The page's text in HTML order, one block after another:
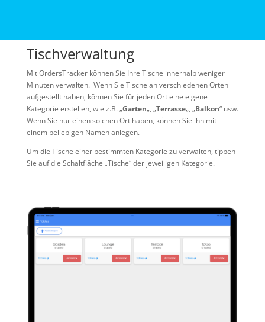
Tischverwaltung
Mit OrdersTracker können Sie Ihre Tische innerhalb weniger
Minuten verwalten. Wenn Sie Tische an verschiedenen Orten
aufgestellt haben, können Sie für jeden Ort eine eigene
Kategorie erstellen, wie z.B. „Garten„, „Terrasse„, „Balkon“ usw.
Wenn Sie nur einen solchen Ort haben, können Sie ihn mit
einem beliebigen Namen anlegen.
Um die Tische einer bestimmten Kategorie zu verwalten, tippen
Sie auf die Schaltfläche „Tische“ der jeweiligen Kategorie.